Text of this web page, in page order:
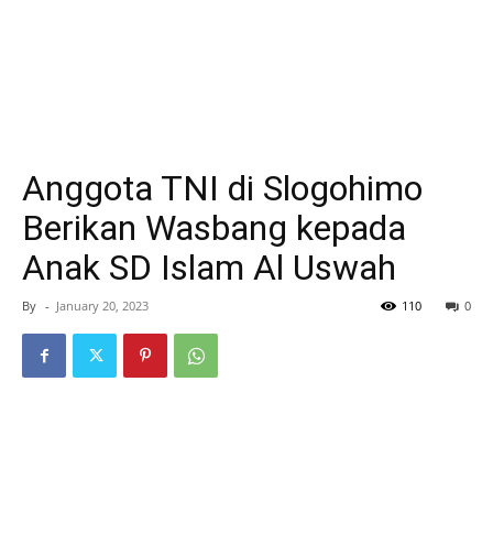
Anggota TNI di Slogohimo
Berikan Wasbang kepada
Anak SD Islam Al Uswah
By - January 20, 2023 0
110